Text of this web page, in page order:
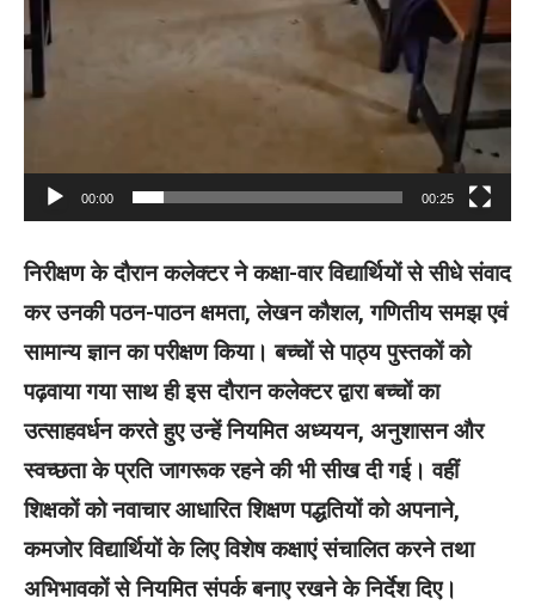
00:00 00:25
निरीक्षण के दौरान कलेक्टर ने कक्षा-वार विद्यार्थियों से सीधे संवाद
कर उनकी पठन-पाठन क्षमता, लेखन कौशल, गणितीय समझ एवं
सामान्य ज्ञान का परीक्षण किया। बच्चों से पाठ्य पुस्तकों को
पढ़वाया गया साथ ही इस दौरान कलेक्टर द्वारा बच्चों का
उत्साहवर्धन करते हुए उन्हें नियमित अध्ययन, अनुशासन और
स्वच्छता के प्रति जागरूक रहने की भी सीख दी गई। वहीं
शिक्षकों को नवाचार आधारित शिक्षण पद्धतियों को अपनाने,
कमजोर विद्यार्थियों के लिए विशेष कक्षाएं संचालित करने तथा
अभिभावकों से नियमित संपर्क बनाए रखने के निर्देश दिए।